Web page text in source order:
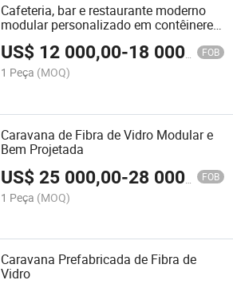
Cafeteria, bar e restaurante moderno
modular personalizado em contêineres
de transporte
US$ 12 000,00-18 000,00 FOB
1 Peça (MOQ)
Caravana de Fibra de Vidro Modular e
Bem Projetada
US$25 000,00-28 000,00 FOB
1 Peça (MOQ)
Caravana Prefabricada de Fibra de
Vidro